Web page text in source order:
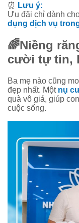
⏰ Lưu ý:
Ưu đãi chỉ dành
dụng dịch vụ
🌈Niềng
cười tự tin,
Ba mẹ nào cũng
đẹp nhất. Một nụ
quà vô giá, giúp
cuộc sống.